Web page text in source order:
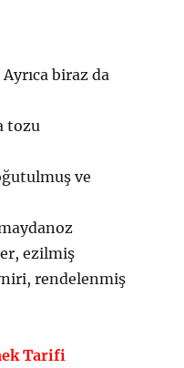
biraz da
tozu
ve
ezilmiş
rendelenmiş
Tarifi